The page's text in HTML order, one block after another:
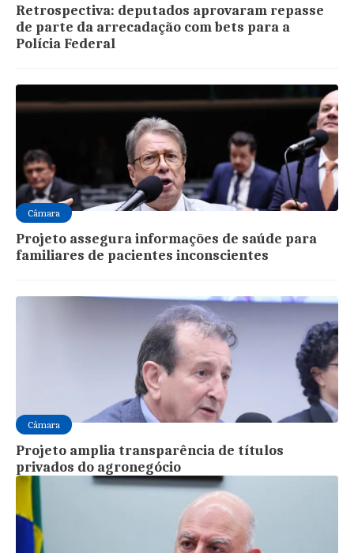
Retrospectiva: deputados aprovaram repasse
de parte da arrecadação com bets para a
Polícia Federal
Câmara
Projeto assegura informações de saúde para
familiares de pacientes inconscientes
Câmara
Projeto amplia transparência de títulos
privados do agronegócio